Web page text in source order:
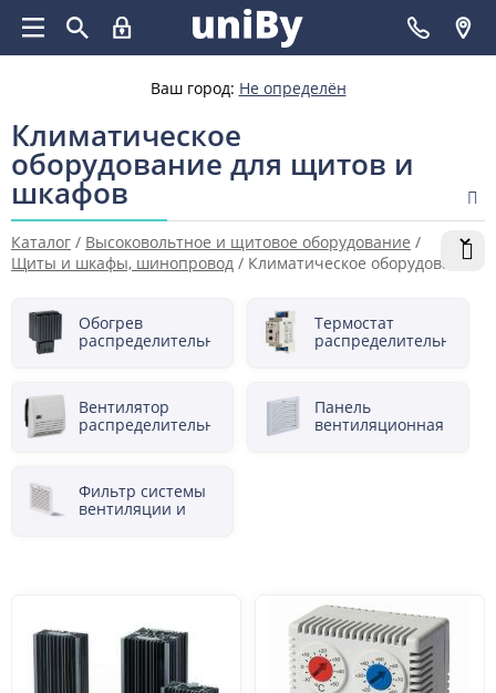
Ваш город: Не определён
Климатическое
оборудование для щитов и
шкафов
Каталог / Высоковольтное и щитовое оборудование /
Щиты и шкафы, шинопровод / Климатическое оборудование
Обогрев
распределительного
Термостат
распределительного
Вентилятор
распределительного
Панель
вентиляционная
Фильтр системы
вентиляции и